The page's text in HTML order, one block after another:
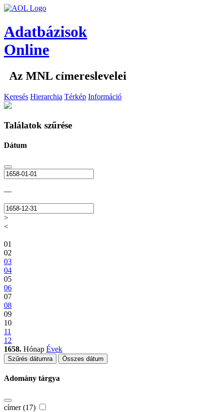
Adatbázisok
Online
Az MNL címereslevelei
Keresés Hierarchia Térkép Információ
Találatok szűrése
Dátum
—
>
<
01
02
03
04
05
06
07
08
09
10
11
12
1658. Hónap Évek
Szűrés dátumra Összes dátum
Adomány tárgya
címer (17)